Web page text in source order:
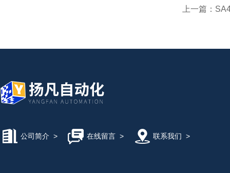
上一篇：
公司简介 > 在线留言> 联系我们 >